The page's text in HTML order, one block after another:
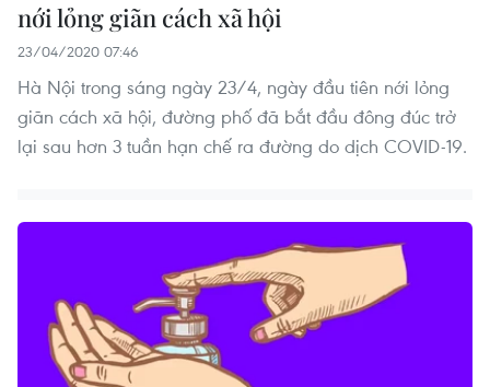
nới lỏng giãn cách xã hội
23/04/2020 07:46
Hà Nội trong sáng ngày 23/4, ngày đầu tiên nới lỏng
giãn cách xã hội, đường phố đã bắt đầu đông đúc trở
lại sau hơn 3 tuần hạn chế ra đường do dịch COVID-19.